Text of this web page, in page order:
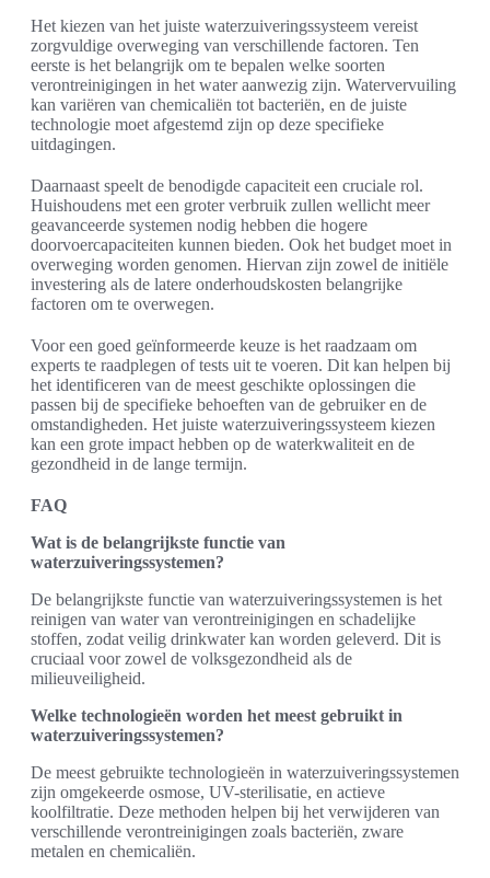
Het kiezen van het juiste waterzuiveringssysteem vereist
zorgvuldige overweging van verschillende factoren. Ten
eerste is het belangrijk om te bepalen welke soorten
verontreinigingen in het water aanwezig zijn. Watervervuiling
kan variëren van chemicaliën tot bacteriën, en de juiste
technologie moet afgestemd zijn op deze specifieke
uitdagingen.
Daarnaast speelt de benodigde capaciteit een cruciale rol.
Huishoudens met een groter verbruik zullen wellicht meer
geavanceerde systemen nodig hebben die hogere
doorvoercapaciteiten kunnen bieden. Ook het budget moet in
overweging worden genomen. Hiervan zijn zowel de initiële
investering als de latere onderhoudskosten belangrijke
factoren om te overwegen.
Voor een goed geïnformeerde keuze is het raadzaam om
experts te raadplegen of tests uit te voeren. Dit kan helpen bij
het identificeren van de meest geschikte oplossingen die
passen bij de specifieke behoeften van de gebruiker en de
omstandigheden. Het juiste waterzuiveringssysteem kiezen
kan een grote impact hebben op de waterkwaliteit en de
gezondheid in de lange termijn.
FAQ
Wat is de belangrijkste functie van
waterzuiveringssystemen?
De belangrijkste functie van waterzuiveringssystemen is het
reinigen van water van verontreinigingen en schadelijke
stoffen, zodat veilig drinkwater kan worden geleverd. Dit is
cruciaal voor zowel de volksgezondheid als de
milieuveiligheid.
Welke technologieën worden het meest gebruikt in
waterzuiveringssystemen?
De meest gebruikte technologieën in waterzuiveringssystemen
zijn omgekeerde osmose, UV-sterilisatie, en actieve
koolfiltratie. Deze methoden helpen bij het verwijderen van
verschillende verontreinigingen zoals bacteriën, zware
metalen en chemicaliën.